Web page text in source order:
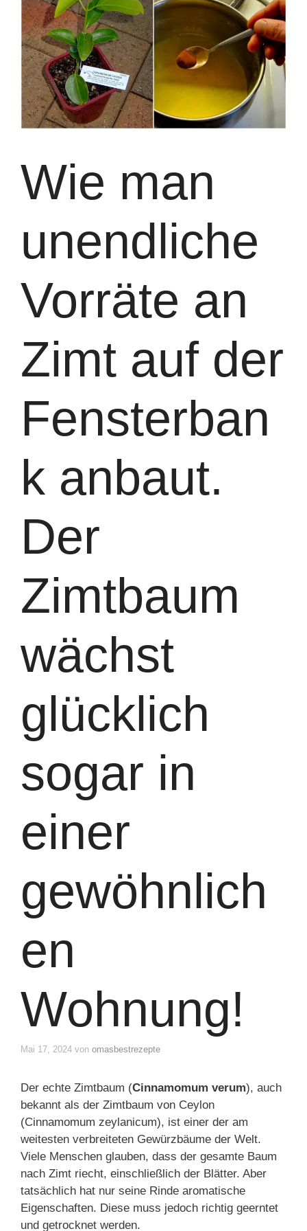
Wie man
unendliche
Vorräte an
Zimt auf der
Fensterban
k anbaut.
Der
Zimtbaum
wächst
glücklich
sogar in
einer
gewöhnlich
en
Wohnung!
Mai 17, 2024 von omasbestrezepte
Der echte Zimtbaum (Cinnamomum verum), auch
bekannt als der Zimtbaum von Ceylon
(Cinnamomum zeylanicum), ist einer der am
weitesten verbreiteten Gewürzbäume der Welt.
Viele Menschen glauben, dass der gesamte Baum
nach Zimt riecht, einschließlich der Blätter. Aber
tatsächlich hat nur seine Rinde aromatische
Eigenschaften. Diese muss jedoch richtig geerntet
und getrocknet werden.